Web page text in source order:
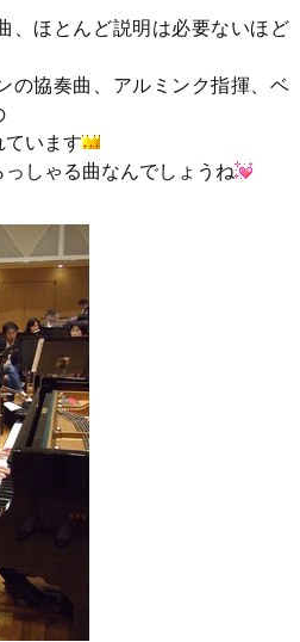
、ほとんど説明は必要ないほど
の協奏曲、アルミンク指揮、ベ
ています
しゃる曲なんでしょうね